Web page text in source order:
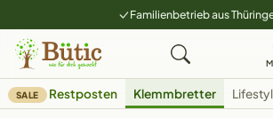
Familienbetrieb aus
SALE Restposten Klemmbretter